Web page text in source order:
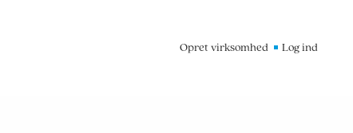
Opret virksomhed Log ind